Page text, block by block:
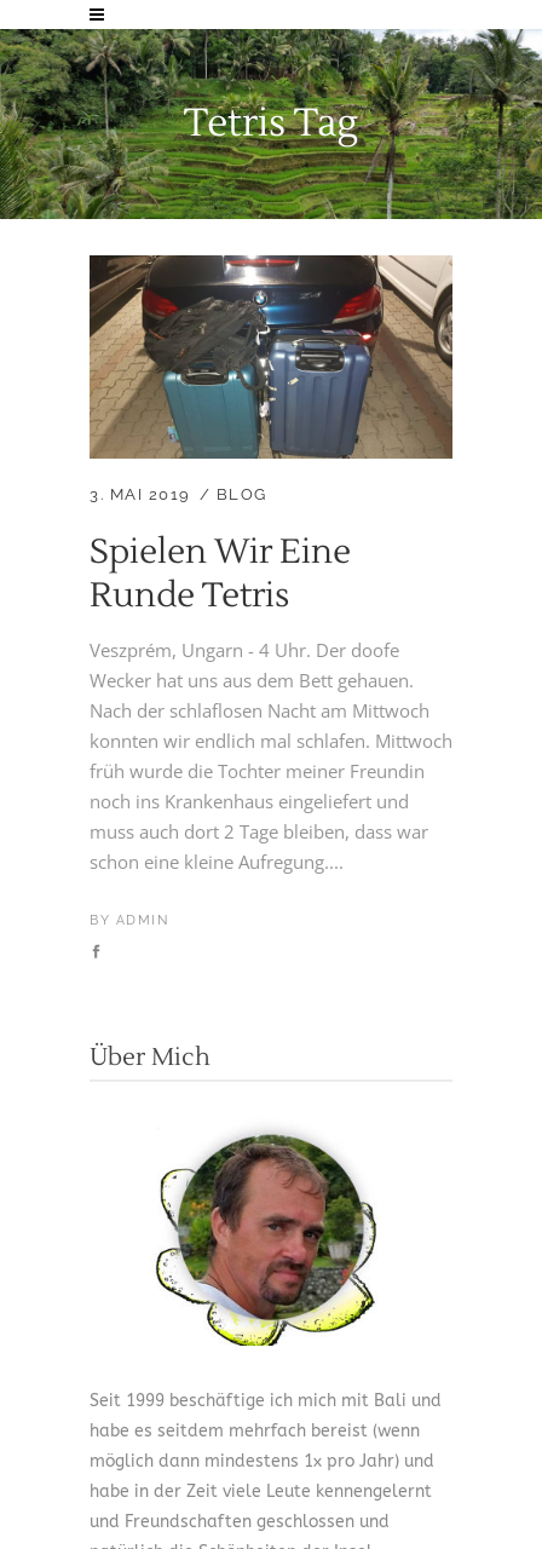
Tetris Tag
3. MAI 2019 BLOG
Spielen Wir Eine
Runde Tetris
Veszprém, Ungarn - 4 Uhr. Der doofe
Wecker hat uns aus dem Bett gehauen.
Nach der schlaflosen Nacht am Mittwoch
konnten wir endlich mal schlafen. Mittwoch
früh wurde die Tochter meiner Freundin
noch ins Krankenhaus eingeliefert und
muss auch dort 2 Tage bleiben, dass war
schon eine kleine Aufregung....
BY ADMIN
Über Mich
Seit 1999 beschäftige ich mich mit Bali und
habe es seitdem mehrfach bereist (wenn
möglich dann mindestens 1x pro Jahr) und
habe in der Zeit viele Leute kennengelernt
und Freundschaften geschlossen und